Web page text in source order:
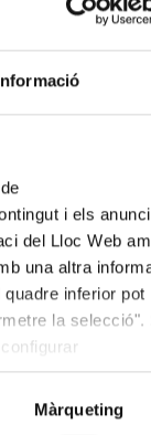
i els
del Lloc Web
una altra
inferior pot
la selecció".
Màrqueting
amb la pianista